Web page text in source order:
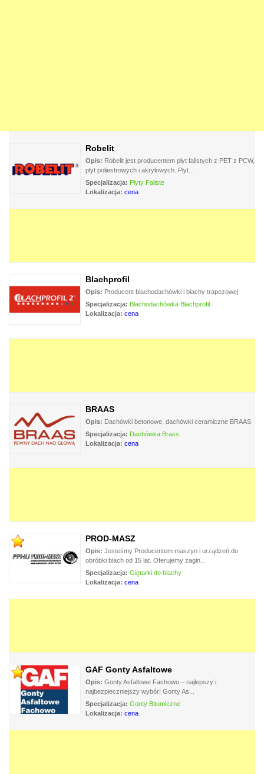
Robelit
Opis: Robelit jest producentem płyt falistych z PET z PCW,
płyt poliestrowych i akrylowych. Płyt...
Specjalizacja: Płyty Faliste
Lokalizacja: cena
Blachprofil
Opis: Producent blachodachówki i blachy trapezowej
Specjalizacja: Blachodachówka Blachprofil
Lokalizacja: cena
BRAAS
Opis: Dachówki betonowe, dachówki ceramiczne BRAAS
Specjalizacja: Dachówka Brass
Lokalizacja: cena
PROD-MASZ
Opis: Jesteśmy Producentem maszyn i urządzeń do
obróbki blach od 15 lat. Oferujemy zagin...
Specjalizacja: Giętarki do blachy
Lokalizacja: cena
GAF Gonty Asfaltowe
Opis: Gonty Asfaltowe Fachowo – najlepszy i
najbezpieczniejszy wybór! Gonty As...
Specjalizacja: Gonty Bitumiczne
Lokalizacja: cena